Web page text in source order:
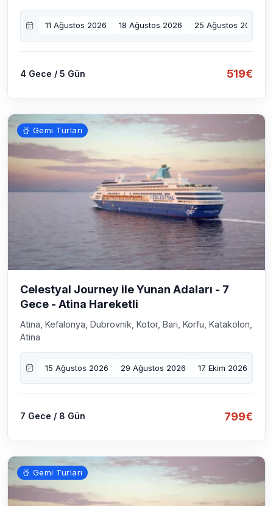
11 Ağustos 2026 18 Ağustos 2026 25 Ağustos 2026
4 Gece / 5 Gün 519€
Gemi Turları
Celestyal Journey ile Yunan Adaları - 7
Gece - Atina Hareketli
Atina, Kefalonya, Dubrovnik, Kotor, Bari, Korfu, Katakolon,
Atina
15 Ağustos 2026 29 Ağustos 2026 17 Ekim 2026
7 Gece / 8 Gün 799€
Gemi Turları